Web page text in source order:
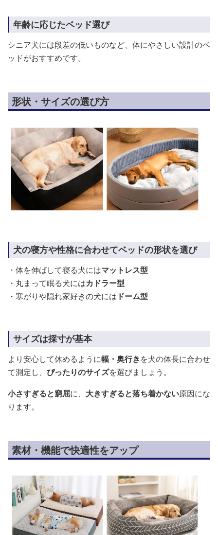
年齢に応じたベッド選び
シニア犬には段差の低いものなど、体にやさしい設計のベ
ッドがおすすめです。
形状・サイズの選び方
犬の寝方や性格に合わせてベッドの形状を選び
・体を伸ばして寝る犬にはマットレス型
・丸まって眠る犬にはカドラー型
・寒がりや隠れ家好きの犬には ドーム型
サイズは採寸が基本
より安心して休めるように幅・奥行きを犬の体長に合わせ
て測定し、 ぴったりのサイズを選びましょう。
小さすぎると窮屈に、 大きすぎると落ち着かない原因にな
ります。
素材・機能で快適性をアップ